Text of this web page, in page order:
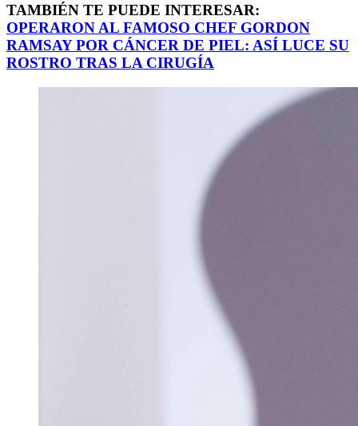
TAMBIÉN TE PUEDE INTERESAR:
OPERARON AL FAMOSO CHEF GORDON
RAMSAY POR CÁNCER DE PIEL: ASÍ LUCE SU
ROSTRO TRAS LA CIRUGÍA